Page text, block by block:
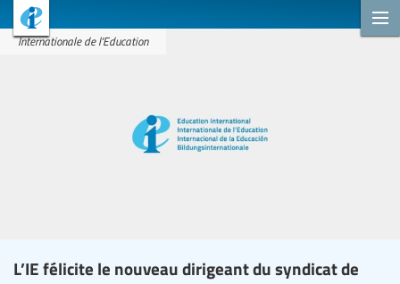
Internationale de l'Education
L’IE félicite le nouveau dirigeant du syndicat de